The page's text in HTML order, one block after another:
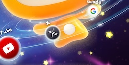
速器 旋风加速器
八戒看书
速器
twitter加速器
加速器
永久不收费的加速器